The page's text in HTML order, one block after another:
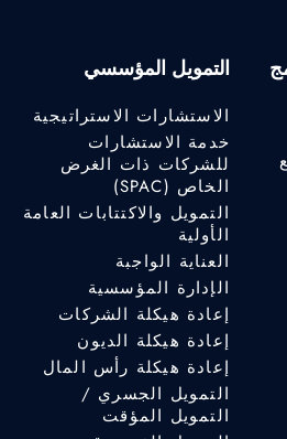
التمويل المؤسسي
الاستشارات الاستراتيجية
خدمة الاستشارات
للشركات ذات الغرض
الخاص (SPAC)
التمويل والاكتتابات العامة
الأولية
العناية الواجبة
الإدارة المؤسسية
إعادة هيكلة الشركات
إعادة هيكلة الديون
إعادة هيكلة رأس المال
التمويل الجسري /
التمويل المؤقت